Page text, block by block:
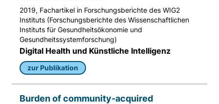
2019, Fachartikel in Forschungsberichte des WIG2
Instituts (Forschungsberichte des Wissenschaftlichen
Instituts für Gesundheitsökonomie und
Gesundheitssystemforschung)
Digital Health und Künstliche Intelligenz
zur Publikation
Burden of community-acquired